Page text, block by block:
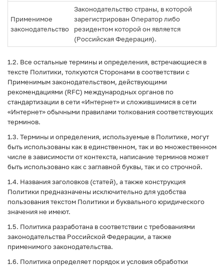
Применимое
законодательство
Законодательство страны, в которой
зарегистрирован Оператор либо
резидентом которой он является
(Российская Федерация).
1.2. Все остальные термины и определения, встречающиеся в
тексте Политики, толкуются Сторонами в соответствии с
Применимым законодательством, действующими
рекомендациями (RFC) международных органов по
стандартизации в сети «Интернет» и сложившимися в сети
«Интернет» обычными правилами толкования соответствующих
терминов.
1.3. Термины и определения, используемые в Политике, могут
быть использованы как в единственном, так и во множественном
числе в зависимости от контекста, написание терминов может
быть использовано как с заглавной буквы, так и со строчной.
1.4. Названия заголовков (статей), а также конструкция
Политики предназначены исключительно для удобства
пользования текстом Политики и буквального юридического
значения не имеют.
1.5. Политика разработана в соответствии с требованиями
законодательства Российской Федерации, а также
применимого законодательства.
1.6. Политика определяет порядок и условия обработки